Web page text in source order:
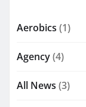
Aerobics (1)
Agency(4)
All News (3)